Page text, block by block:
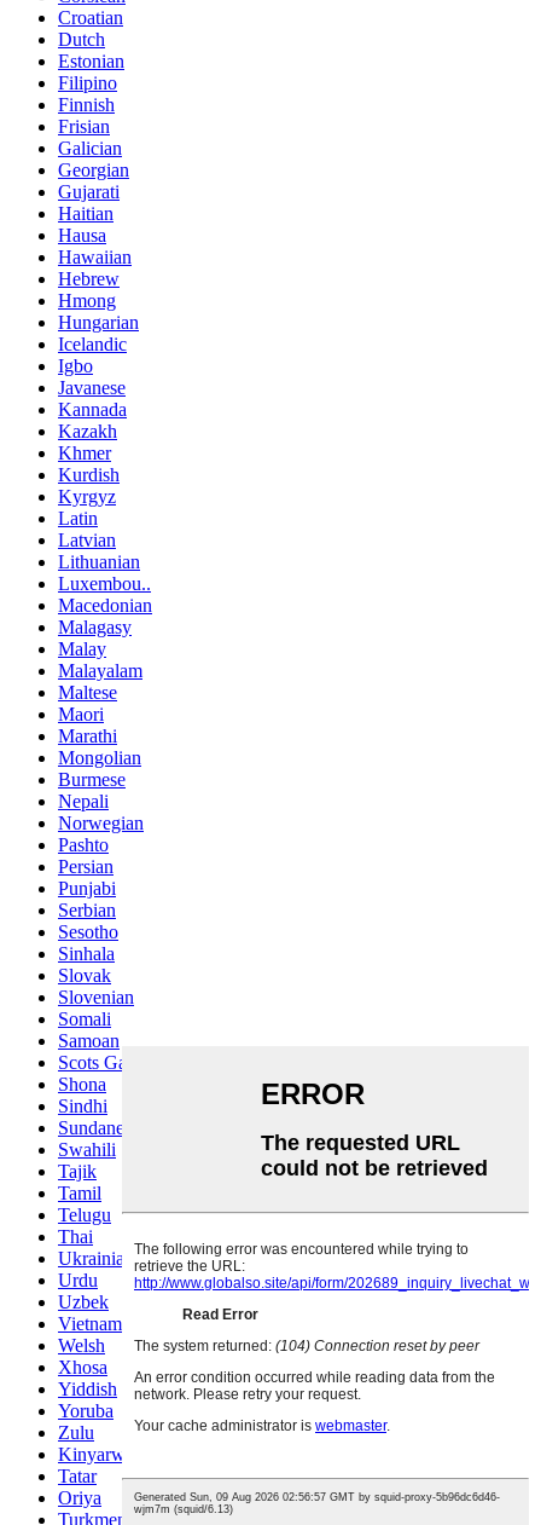
Croatian
Dutch
Estonian
Filipino
Finnish
Frisian
Galician
Georgian
Gujarati
Haitian
Hausa
Hawaiian
Hebrew
Hmong
Hungarian
Icelandic
Igbo
Javanese
Kannada
Kazakh
Khmer
Kurdish
Kyrgyz
Latin
Latvian
Lithuanian
Luxembou..
Macedonian
Malagasy
Malay
Malayalam
Maltese
Maori
Marathi
Mongolian
Burmese
Nepali
Norwegian
Pashto
Persian
Punjabi
Serbian
Sesotho
Sinhala
Slovak
Slovenian
Somali
Samoan
Scots Gaelic
Shona
Sindhi
Sundanese
Swahili
Tajik
Tamil
Telugu
Thai
Ukrainian
Urdu
Uzbek
Vietnamese
Welsh
Xhosa
Yiddish
Yoruba
Zulu
Kinyarwanda
Tatar
Oriya
Turkmen